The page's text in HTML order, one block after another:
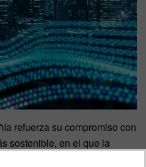
refuerza su compromiso con
sostenible, en el que la
mejorar la productividad, la